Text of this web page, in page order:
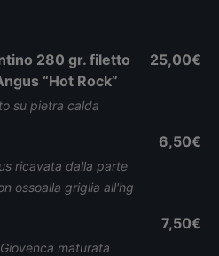
280 gr. filetto
“Hot Rock”
su pietra calda
25,00€
ricavata dalla parte
ossoalla griglia all'hg
6,50€
maturata
7,50€